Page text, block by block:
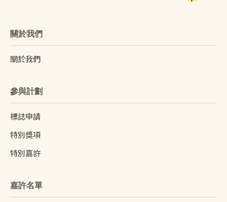
關於我們
關於我們
參與計劃
標誌申請
特別獎項
特別嘉許
嘉許名單